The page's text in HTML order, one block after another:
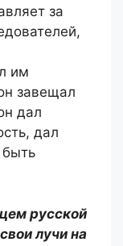
за
им
завещал
дал
дал
быть
русской
лучи на